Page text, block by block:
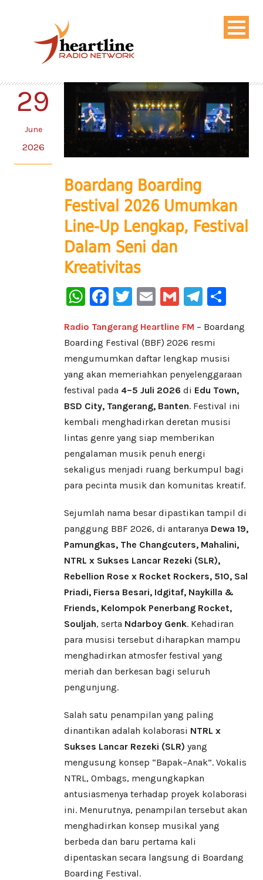
29
June
2026
Boardang Boarding
Festival 2026 Umumkan
Line-Up Lengkap, Festival
Dalam Seni dan
Kreativitas
WhatsApp
Facebook
Twitter
EmailGmail
Radio Tangerang Heartline FM – Boardang
Boarding Festival (BBF) 2026 resmi
mengumumkan daftar lengkap musisi
yang akan memeriahkan penyelenggaraan
festival pada 4–5 Juli 2026 di Edu Town,
BSD City, Tangerang, Banten. Festival ini
kembali menghadirkan deretan musisi
lintas genre yang siap memberikan
pengalaman musik penuh energi
sekaligus menjadi ruang berkumpul bagi
para pecinta musik dan komunitas kreatif.
Sejumlah nama besar dipastikan tampil di
panggung BBF 2026, di antaranya Dewa 19,
Pamungkas, The Changcuters, Mahalini,
NTRL x Sukses Lancar Rezeki (SLR),
Rebellion Rose x Rocket Rockers, 510, Sal
Priadi, Fiersa Besari, Idgitaf, Naykilla &
Friends, Kelompok Penerbang Rocket,
Souljah, serta Ndarboy Genk. Kehadiran
para musisi tersebut diharapkan mampu
menghadirkan atmosfer festival yang
meriah dan berkesan bagi seluruh
pengunjung.
Salah satu penampilan yang paling
dinantikan adalah kolaborasi NTRL x
Sukses Lancar Rezeki (SLR) yang
mengusung konsep “Bapak–Anak”. Vokalis
NTRL, Ombags, mengungkapkan
antusiasmenya terhadap proyek kolaborasi
ini. Menurutnya, penampilan tersebut akan
menghadirkan konsep musikal yang
berbeda dan baru pertama kali
dipentaskan secara langsung di Boardang
Boarding Festival.